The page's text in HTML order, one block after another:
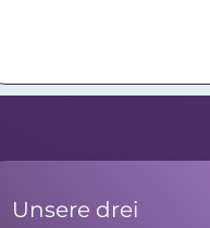
Unsere drei